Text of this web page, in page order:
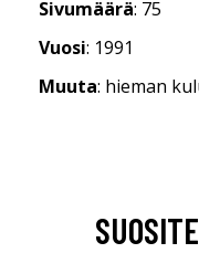
Sivumäärä: 75
Vuosi: 1991
Muuta: hieman